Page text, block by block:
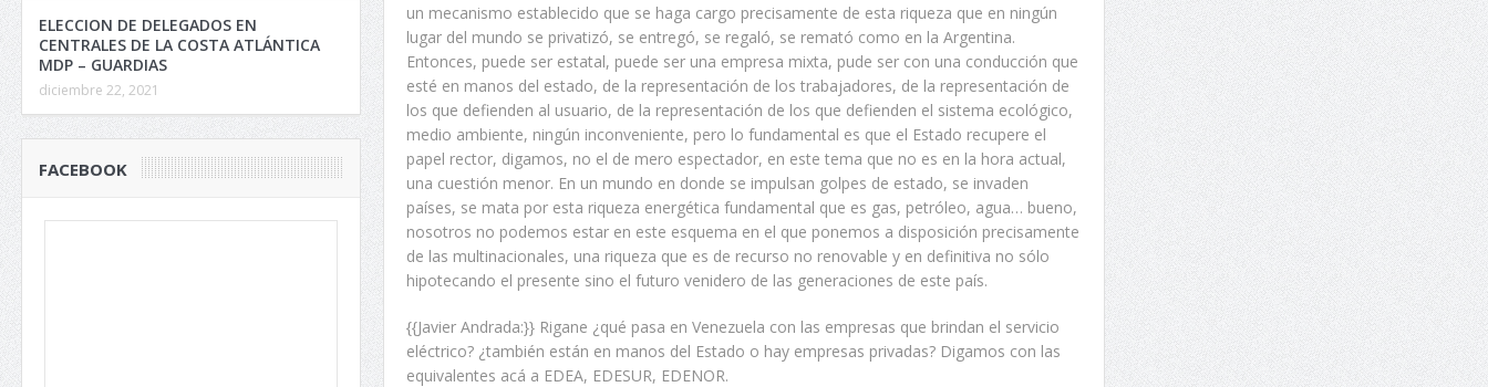
un mecanismo establecido que se haga cargo precisamente de esta riqueza que en ningún
lugar del mundo se privatizó, se entregó, se regaló, se remató como en la Argentina.
Entonces, puede ser estatal, puede ser una empresa mixta, pude ser con una conducción que
esté en manos del estado, de la representación de los trabajadores, de la representación de
los que defienden al usuario, de la representación de los que defienden el sistema ecológico,
medio ambiente, ningún inconveniente, pero lo fundamental es que el Estado recupere el
papel rector, digamos, no el de mero espectador, en este tema que no es en la hora actual,
una cuestión menor. En un mundo en donde se impulsan golpes de estado, se invaden
países, se mata por esta riqueza energética fundamental que es gas, petróleo, agua… bueno,
nosotros no podemos estar en este esquema en el que ponemos a disposición precisamente
de las multinacionales, una riqueza que es de recurso no renovable y en definitiva no sólo
hipotecando el presente sino el futuro venidero de las generaciones de este país.
{{Javier Andrada:}} Rigane ¿qué pasa en Venezuela con las empresas que brindan el servicio
eléctrico? ¿también están en manos del Estado o hay empresas privadas? Digamos con las
equivalentes acá a EDEA, EDESUR, EDENOR.
ELECCION DE DELEGADOS EN
CENTRALES DE LA COSTA ATLÁNTICA
MDP – GUARDIAS
diciembre 22, 2021
FACEBOOK